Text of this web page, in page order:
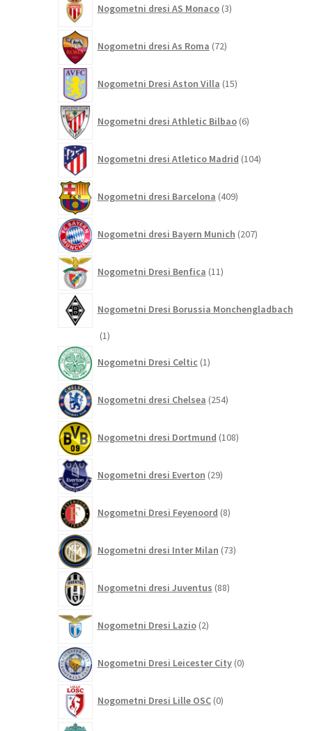
Nogometni dresi AS Monaco 3izdelki
Nogometni dresi As Roma 72izdelkov
Nogometni Dresi Aston Villa 15izdelkov
Nogometni dresi Athletic Bilbao 6izdelkov
Nogometni dresi Atletico Madrid 104izdelki
Nogometni dresi Barcelona 409izdelkov
Nogometni dresi Bayern Munich 207izdelkov
Nogometni Dresi Benfica 11izdelkov
Nogometni Dresi Borussia Monchengladbach
11
Nogometni Dresi Celtic 1izdelek
Nogometni dresi Chelsea 254izdelkov
Nogometni dresi Dortmund 108izdelkov
Nogometni dresi Everton 29izdelkov
Nogometni Dresi Feyenoord 8izdelkov
Nogometni dresi Inter Milan 73izdelkov
Nogometni dresi Juventus 88izdelkov
Nogometni Dresi Lazio 2izdelka
Nogometni Dresi Leicester City 0izdelkov
Nogometni Dresi Lille OSC 0izdelkov